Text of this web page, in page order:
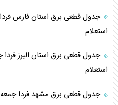
استعلام
استعلام
جدول قطعی برق مشهد فردا جمعه ۱۶ مرداد ۱۴۰۵ + نحوه استعلام